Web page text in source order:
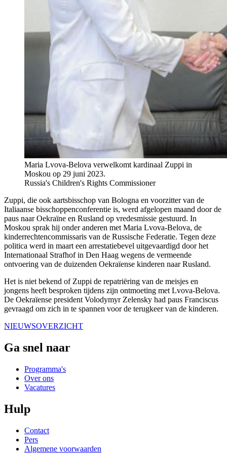
Maria Lvova-Belova verwelkomt kardinaal Zuppi in
Moskou op 29 juni 2023.
Russia's Children's Rights Commissioner
Zuppi, die ook aartsbisschop van Bologna en voorzitter van de
Italiaanse bisschoppenconferentie is, werd afgelopen maand door de
paus naar Oekraïne en Rusland op vredesmissie gestuurd. In
Moskou sprak hij onder anderen met Maria Lvova-Belova, de
kinderrechtencommissaris van de Russische Federatie. Tegen deze
politica werd in maart een arrestatiebevel uitgevaardigd door het
Internationaal Strafhof in Den Haag wegens de vermeende
ontvoering van de duizenden Oekraïense kinderen naar Rusland.
Het is niet bekend of Zuppi de repatriëring van de meisjes en
jongens heeft besproken tijdens zijn ontmoeting met Lvova-Belova.
De Oekraïense president Volodymyr Zelensky had paus Franciscus
gevraagd om zich in te spannen voor de terugkeer van de kinderen.
NIEUWSOVERZICHT
Ga snel naar
Programma's
Over ons
Vacatures
Hulp
Contact
Pers
Algemene voorwaarden